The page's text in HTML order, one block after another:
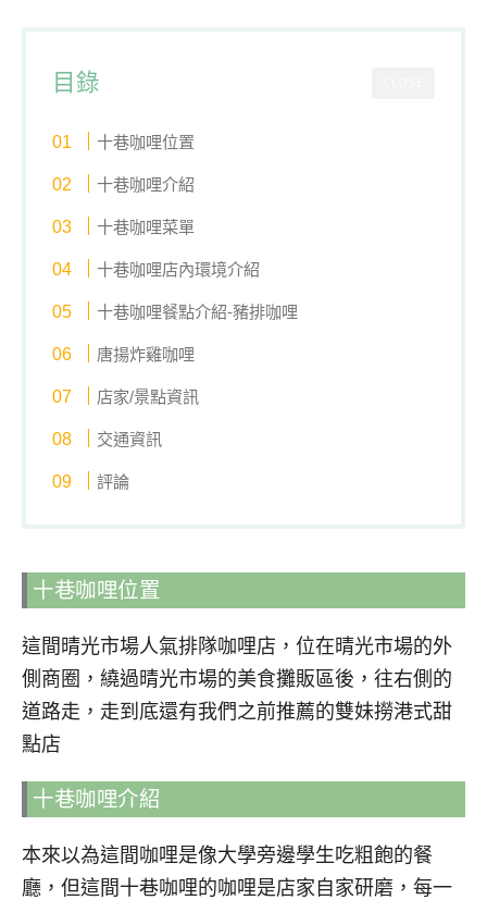
目錄
十巷咖哩位置
十巷咖哩介紹
十巷咖哩菜單
十巷咖哩店內環境介紹
十巷咖哩餐點介紹-豬排咖哩
唐揚炸雞咖哩
店家/景點資訊
交通資訊
評論
十巷咖哩位置
這間晴光市場人氣排隊咖哩店，位在晴光市場的外
側商圈，繞過晴光市場的美食攤販區後，往右側的
道路走，走到底還有我們之前推薦的雙妹撈港式甜
點店
十巷咖哩介紹
本來以為這間咖哩是像大學旁邊學生吃粗飽的餐
廳，但這間十巷咖哩的咖哩是店家自家研磨，每一